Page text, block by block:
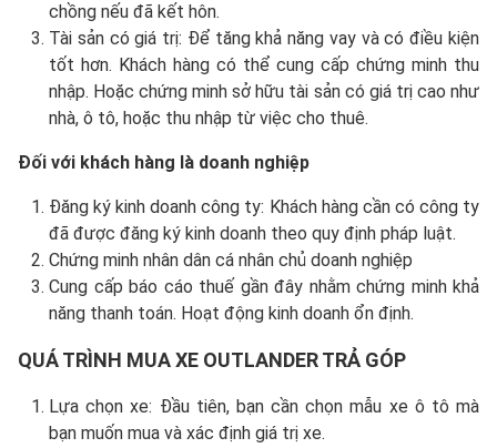
chồng nếu đã kết hôn.
Tài sản có giá trị: Để tăng khả năng vay và có điều kiện
tốt hơn. Khách hàng có thể cung cấp chứng minh thu
nhập. Hoặc chứng minh sở hữu tài sản có giá trị cao như
nhà, ô tô, hoặc thu nhập từ việc cho thuê.
Đối với khách hàng là doanh nghiệp
Đăng ký kinh doanh công ty: Khách hàng cần có công ty
đã được đăng ký kinh doanh theo quy định pháp luật.
Chứng minh nhân dân cá nhân chủ doanh nghiệp
Cung cấp báo cáo thuế gần đây nhằm chứng minh khả
năng thanh toán. Hoạt động kinh doanh ổn định.
QUÁ TRÌNH MUA XE OUTLANDER TRẢ GÓP
Lựa chọn xe: Đầu tiên, bạn cần chọn mẫu xe ô tô mà
bạn muốn mua và xác định giá trị xe.